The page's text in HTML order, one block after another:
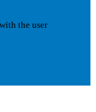
the user